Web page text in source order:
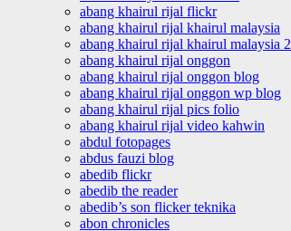
abang khairul rijal flickr
abang khairul rijal khairul malaysia
abang khairul rijal khairul malaysia 2
abang khairul rijal onggon
abang khairul rijal onggon blog
abang khairul rijal onggon wp blog
abang khairul rijal pics folio
abang khairul rijal video kahwin
abdul fotopages
abdus fauzi blog
abedib flickr
abedib the reader
abedib’s son flicker teknika
abon chronicles